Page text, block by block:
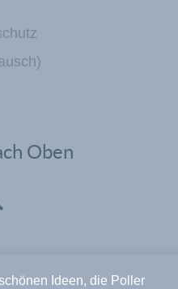
Oben
Ideen, die Poller